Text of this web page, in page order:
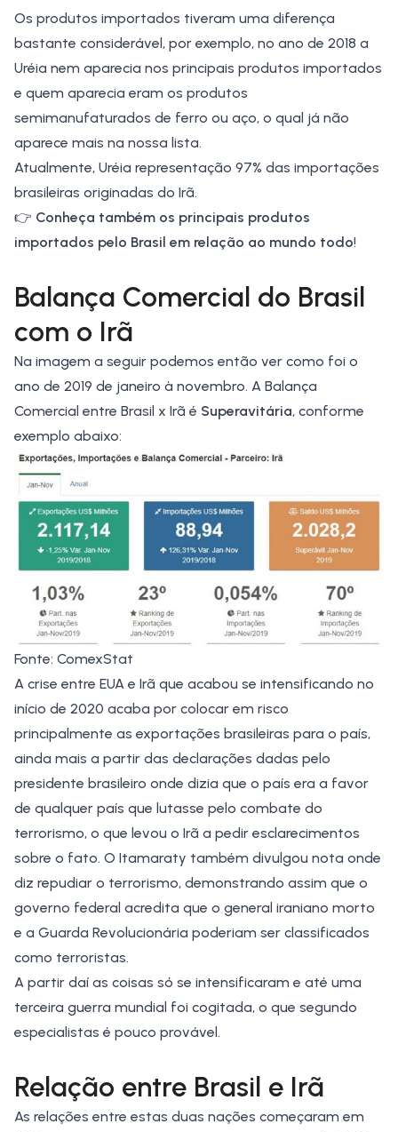
Os produtos importados tiveram uma diferença
bastante considerável, por exemplo, no ano de 2018 a
Uréia nem aparecia nos principais produtos importados
e quem aparecia eram os produtos
semimanufaturados de ferro ou aço, o qual já não
aparece mais na nossa lista.
Atualmente, Uréia representação 97% das importações
brasileiras originadas do Irã.
👉 Conheça também os principais produtos
importados pelo Brasil em relação ao mundo todo!
Balança Comercial do Brasil
com o Irã
Na imagem a seguir podemos então ver como foi o
ano de 2019 de janeiro à novembro. A Balança
Comercial entre Brasil x Irã é Superavitária, conforme
exemplo abaixo:
Fonte: ComexStat
A crise entre EUA e Irã que acabou se intensificando no
início de 2020 acaba por colocar em risco
principalmente as exportações brasileiras para o país,
ainda mais a partir das declarações dadas pelo
presidente brasileiro onde dizia que o país era a favor
de qualquer país que lutasse pelo combate do
terrorismo, o que levou o Irã a pedir esclarecimentos
sobre o fato. O Itamaraty também divulgou nota onde
diz repudiar o terrorismo, demonstrando assim que o
governo federal acredita que o general iraniano morto
e a Guarda Revolucionária poderiam ser classificados
como terroristas.
A partir daí as coisas só se intensificaram e até uma
terceira guerra mundial foi cogitada, o que segundo
especialistas é pouco provável.
Relação entre Brasil e Irã
As relações entre estas duas nações começaram em